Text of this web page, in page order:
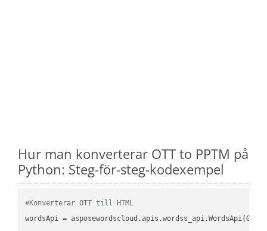
Hur man konverterar OTT to PPTM på
Python: Steg-för-steg-kodexempel
#Konverterar OTT till HTML
wordsApi =